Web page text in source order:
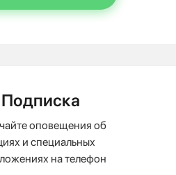
Подписка
оповещения об
и специальных
на телефон